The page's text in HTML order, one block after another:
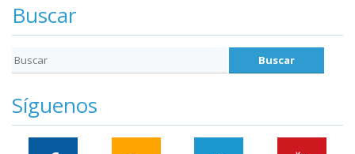
Buscar
Síguenos